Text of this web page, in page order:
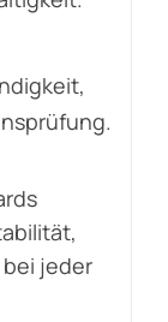
jeder